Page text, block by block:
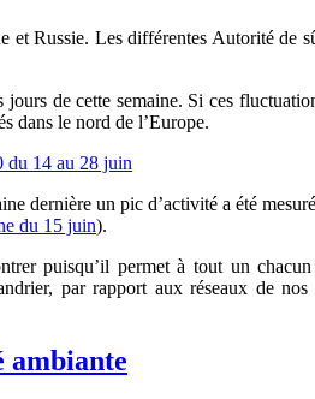
Russie. Les différentes Autorité de
de cette semaine. Si ces
dans le nord de l’Europe.
dernière un pic d’activité a été
du 15 juin).
puisqu’il permet à tout un
par rapport aux réseaux de
ambiante